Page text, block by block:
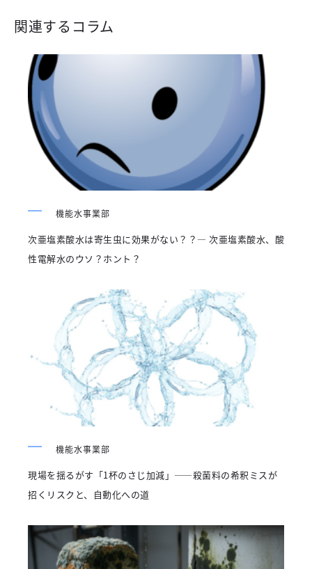
関連するコラム
機能水事業部
次亜塩素酸水は寄生虫に効果がない？？― 次亜塩素酸水、酸
性電解水のウソ？ホント？
機能水事業部
現場を揺るがす「1杯のさじ加減」――殺菌料の希釈ミスが
招くリスクと、自動化への道